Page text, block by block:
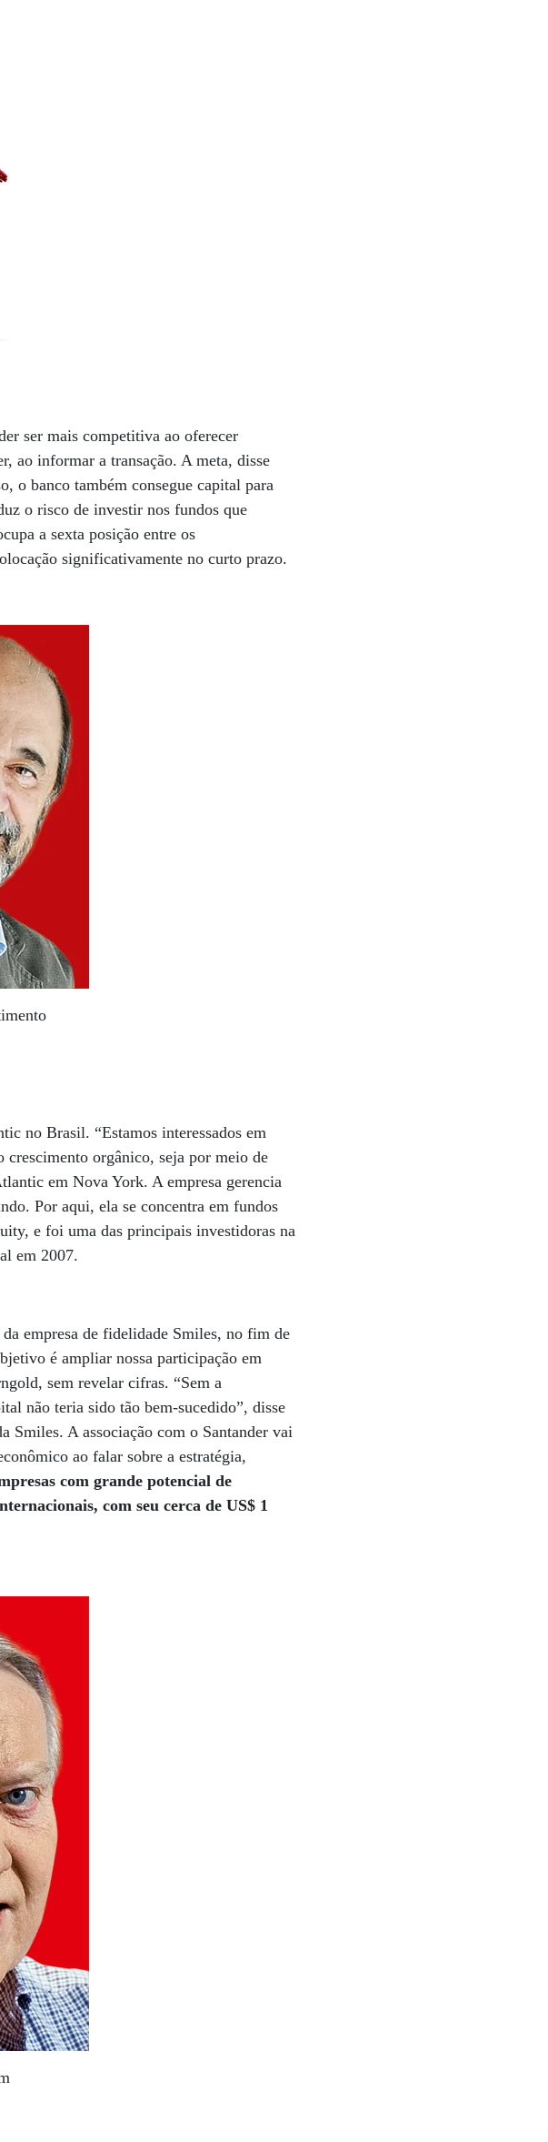
ser mais competitiva ao oferecer
ao informar a transação. A meta, disse
o banco também consegue capital para
o risco de investir nos fundos que
a sexta posição entre os
significativamente no curto prazo.
no Brasil. “Estamos interessados em
orgânico, seja por meio de
em Nova York. A empresa gerencia
Por aqui, ela se concentra em fundos
e foi uma das principais investidoras na
em 2007.
empresa de fidelidade Smiles, no fim de
é ampliar nossa participação em
sem revelar cifras. “Sem a
não teria sido tão bem-sucedido”, disse
Smiles. A associação com o Santander vai
ao falar sobre a estratégia,
com grande potencial de
com seu cerca de US$ 1